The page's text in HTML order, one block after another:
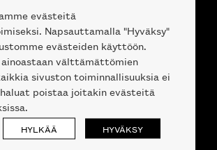
evästeitä
Napsauttamalla "Hyväksy"
evästeiden käyttöön.
välttämättömien
sivuston toiminnallisuuksia ei
poistaa joitakin evästeitä
HYLKÄÄ HYVÄKSY